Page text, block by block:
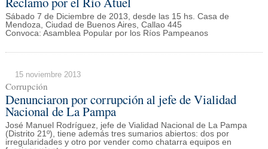
Sábado 7 de Diciembre de 2013, desde las 15 hs. Casa de
Mendoza, Ciudad de Buenos Aires, Callao 445
Convoca: Asamblea Popular por los Ríos Pampeanos
15 noviembre 2013
Corrupción
Denunciaron por corrupción al jefe de Vialidad
Nacional de La Pampa
José Manuel Rodríguez, jefe de Vialidad Nacional de La Pampa
(Distrito 21º), tiene además tres sumarios abiertos: dos por
irregularidades y otro por vender como chatarra equipos en